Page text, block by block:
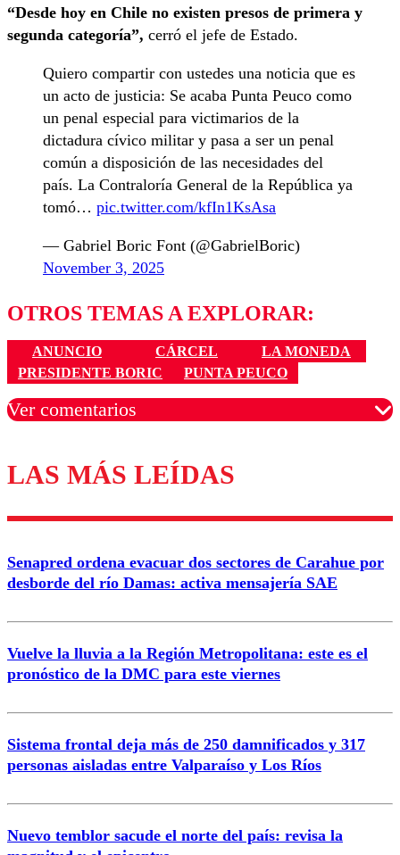
“Desde hoy en Chile no existen presos de primera y
segunda categoría”, cerró el jefe de Estado.
Quiero compartir con ustedes una noticia que es
un acto de justicia: Se acaba Punta Peuco como
un penal especial para victimarios de la
dictadura cívico militar y pasa a ser un penal
común a disposición de las necesidades del
país. La Contraloría General de la República ya
tomó… pic.twitter.com/kfIn1KsAsa
— Gabriel Boric Font (@GabrielBoric)
November 3, 2025
OTROS TEMAS A EXPLORAR:
ANUNCIO CÁRCEL
LA MONEDA
PRESIDENTE BORIC
PUNTA PEUCO
Ver comentarios
Los comentarios son moderados para garantizar un
diálogo respetuoso.
Correo
Enviar comentario
LAS MÁS LEÍDAS
Senapred ordena evacuar dos sectores de Carahue por
desborde del río Damas: activa mensajería SAE
Vuelve la lluvia a la Región Metropolitana: este es el
pronóstico de la DMC para este viernes
Sistema frontal deja más de 250 damnificados y 317
personas aisladas entre Valparaíso y Los Ríos
Nuevo temblor sacude el norte del país: revisa la